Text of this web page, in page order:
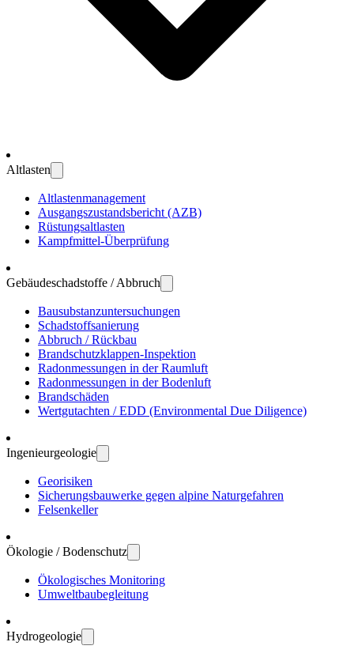
Altlasten
Altlasten­manage­ment
Ausgangs­zustands­bericht (AZB)
Rüstungs­altlasten
Kampf­mittel-Über­prüfung
Gebäude­schadstoffe / Abbruch
Bau­substanz­unter­suchungen
Schadstoff­sanierung
Abbruch / Rückbau
Brandschutz­klappen-Inspektion
Radon­messungen in der Raum­luft
Radon­messungen in der Boden­luft
Brand­schäden
Wert­gutachten / EDD (Environ­mental Due Dili­gence)
Ingenieur­geologie
Geo­risiken
Sicherungs­bau­werke gegen alpine Natur­gefahren
Felsen­keller
Ökologie / Bodenschutz
Öko­logisches Moni­toring
Umwelt­bau­be­gleitung
Hydro­geologie